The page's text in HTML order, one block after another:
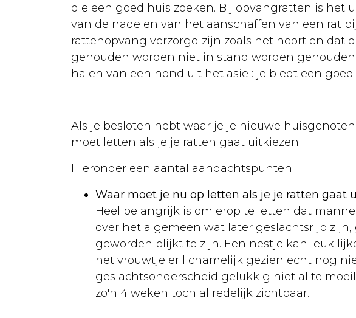
Aankoop
Huisvesting
Opvoeding
Ziekten
Huisvesting
Verzorging
Voeding
Kweken
die een goed huis zoeken. Bij opvangratten is
van de nadelen van het aanschaffen van een rat
rattenopvang verzorgd zijn zoals het hoort en dat
gehouden worden niet in stand worden
halen van een hond uit het asiel: je biedt een
Als je besloten hebt waar je je nieuwe
moet letten als je je ratten gaat uitkiezen.
Hieronder een aantal aandachtspunten:
Waar moet je nu op letten als je je ratten gaat
Heel belangrijk is om erop te letten dat
over het algemeen wat later geslachtsrijp
geworden blijkt te zijn. Een nestje kan leuk
het vrouwtje er lichamelijk gezien echt nog
geslachtsonderscheid gelukkig niet al te
zo'n 4 weken toch al redelijk zichtbaar.